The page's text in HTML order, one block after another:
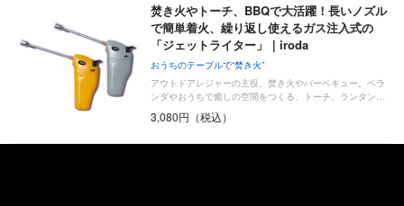
焚き火やトーチ、BBQで大活躍！長いノズル
で簡単着火、繰り返し使えるガス注入式の
「ジェットライター」｜iroda
おうちのテーブルで“焚き火”
アウトドアレジャーの主役、焚き火やバーベキュー。ベラ
ンダやおうちで癒しの空間をつくる、トーチ、ランタン…
3,080円（税込）